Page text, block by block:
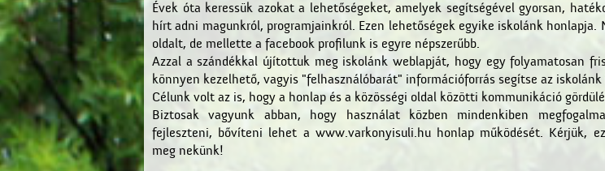
Évek óta keressük azokat a lehetőségeket, amelyek segítségével gyorsan,
hírt adni magunkról, programjainkról. Ezen lehetőségek egyike iskolánk
oldalt, de mellette a facebook profilunk is egyre népszerűbb.
Azzal a szándékkal újítottuk meg iskolánk weblapját, hogy egy folyamatosan
könnyen kezelhető, vagyis "felhasználóbarát" információforrás segítse az
Célunk volt az is, hogy a honlap és a közösségi oldal közötti kommunikáció
Biztosak vagyunk abban, hogy használat közben mindenkiben
fejleszteni, bővíteni lehet a www.varkonyisuli.hu honlap működését. Kérjük,
meg nekünk!